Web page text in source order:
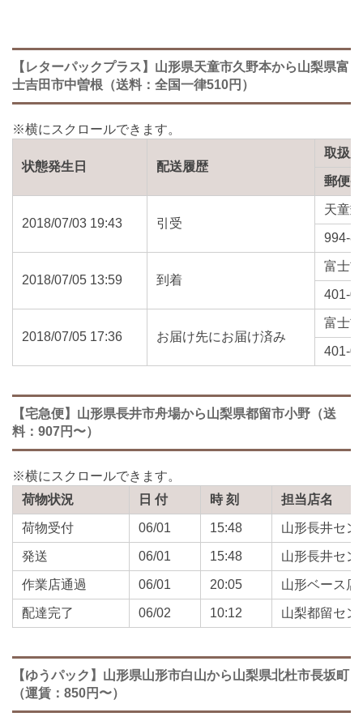
【レターパックプラス】山形県天童市久野本から山梨県富
士吉田市中曽根（送料：全国一律510円）
状態発生日 配送履歴
取扱局
郵便
2018/07/03 19:43 引受
天童
994-
2018/07/05 13:59 到着
富士
401-
2018/07/05 17:36 お届け先にお届け済み
富士
401-
【宅急便】山形県長井市舟場から山梨県都留市小野（送
料：907円〜）
荷物状況 日 付 時 刻 担当店名
荷物受付 06/01 15:48 山形長井セン
発送 06/01 15:48 山形長井セン
作業店通過 06/01 20:05 山形ベース店
配達完了 06/02 10:12 山梨都留セン
【ゆうパック】山形県山形市白山から山梨県北杜市長坂町
（運賃：850円〜）